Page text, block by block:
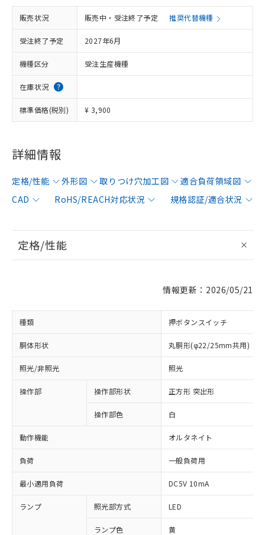
販売状況 販売中・受注終了予定 推奨代替機種
受注終了予定 2027年6月
機種区分 受注生産機種
在庫状況
標準価格(税別) ¥ 3,900
詳細情報
定格/性能 外形図 取りつけ穴加工図
適合負荷領域図
CAD
RoHS/REACH対応状況 規格認証/適合状況
定格/性能
情報更新：2026/05/21
種類 押ボタンスイッチ
胴体形状 丸胴形(φ22/25mm共用)
照光/非照光 照光
操作部 操作部形状 正方形 突出形
操作部色 白
動作機能 オルタネイト
負荷 一般負荷用
最小適用負荷 DC5V 10mA
ランプ 照光部方式 LED
ランプ色 黄